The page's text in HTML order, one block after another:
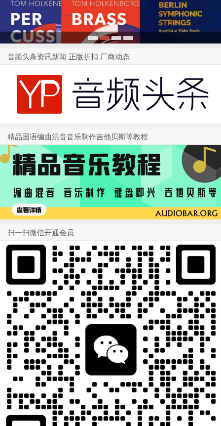
音频头条资讯新闻 正版折扣 厂商动态
精品国语编曲混音音乐制作吉他贝斯等教程
扫一扫微信开通会员